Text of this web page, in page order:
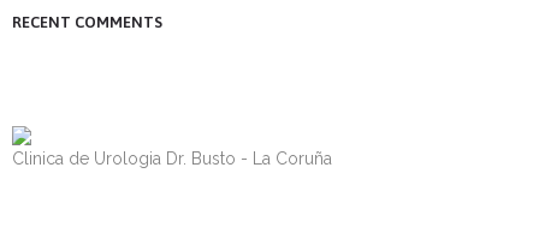
RECENT COMMENTS
Clinica de Urologia Dr. Busto - La Coruña